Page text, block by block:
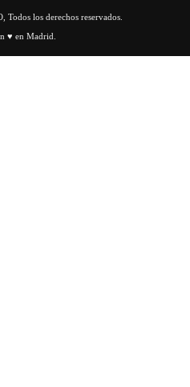
los derechos reservados.
♥ en Madrid.